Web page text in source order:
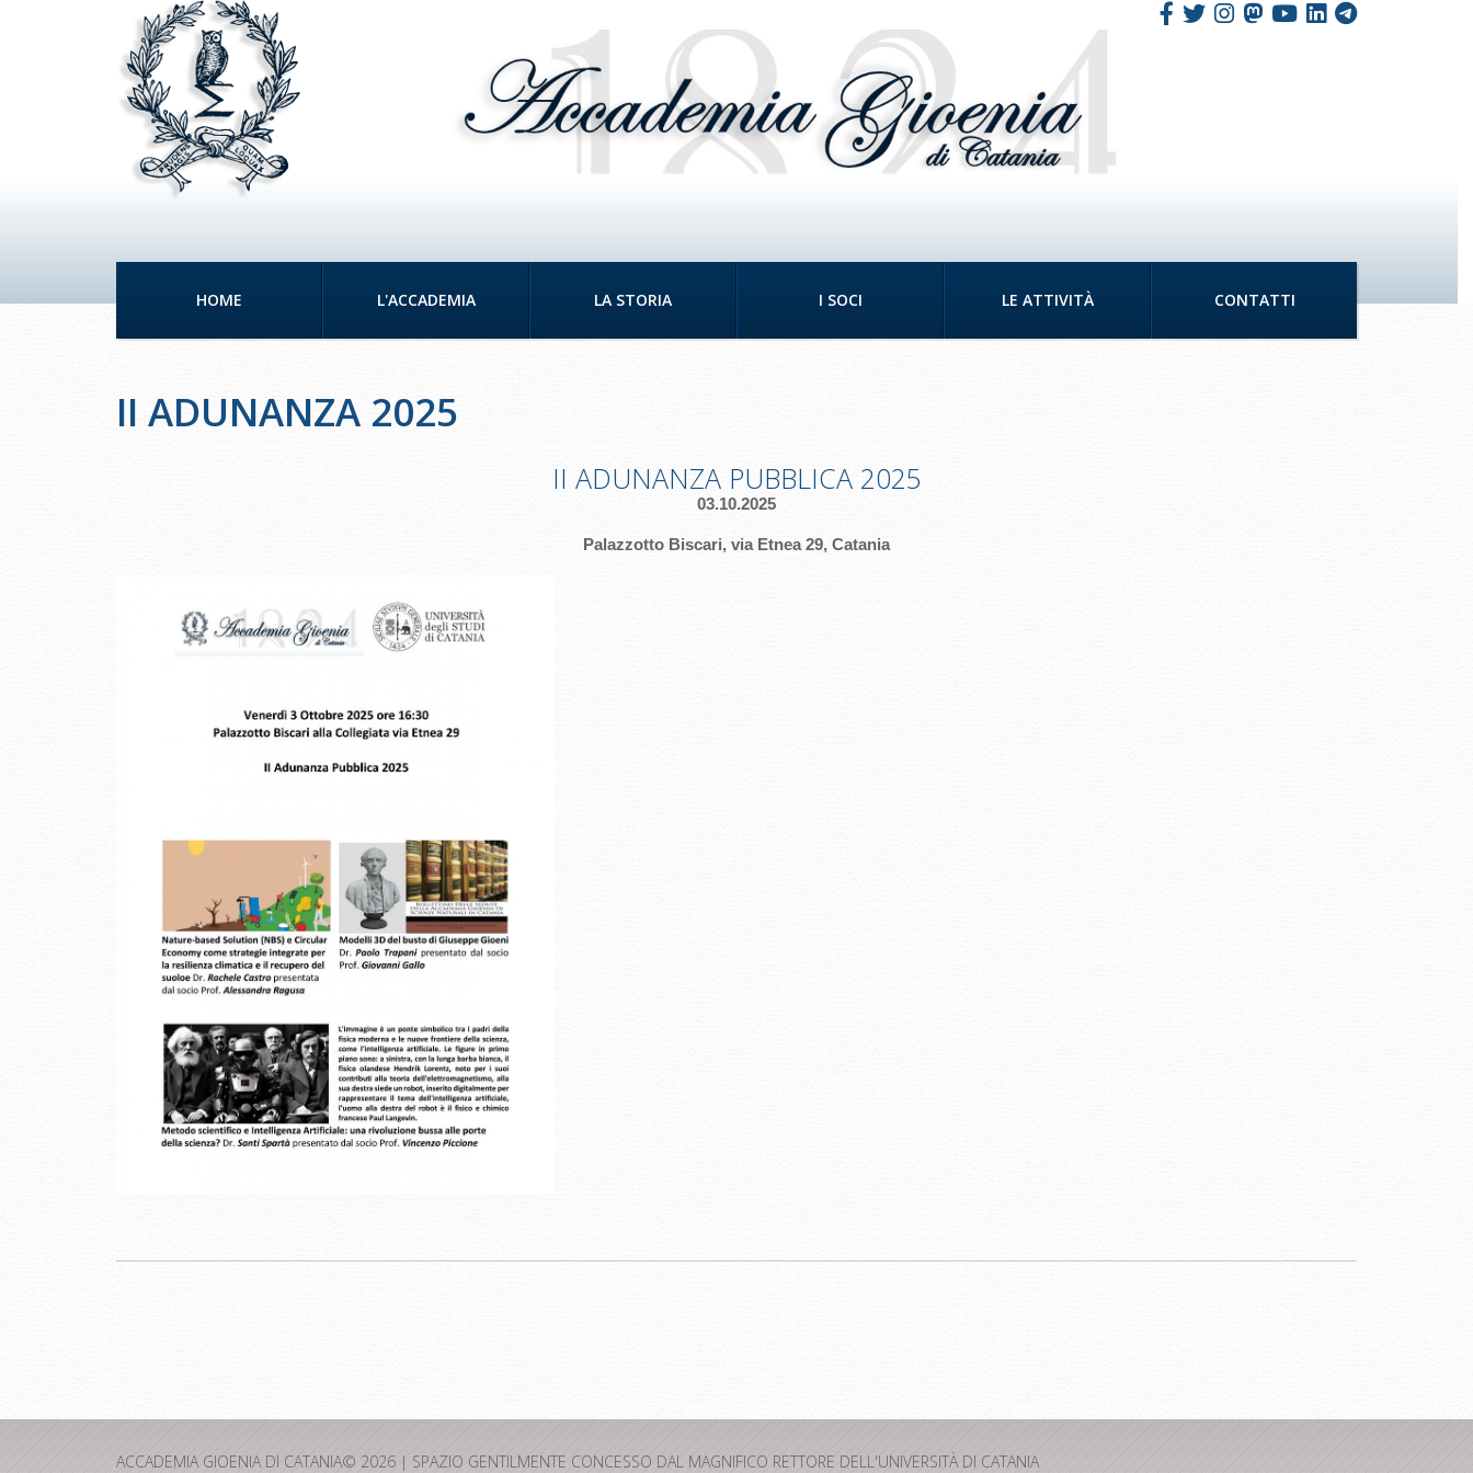
HOME L'ACCADEMIA LA STORIA I SOCI LE ATTIVITÀ CONTATTI
II ADUNANZA 2025
II ADUNANZA PUBBLICA 2025
03.10.2025
Palazzotto Biscari, via Etnea 29, Catania
ACCADEMIA GIOENIA DI CATANIA© 2026 | SPAZIO GENTILMENTE CONCESSO DAL MAGNIFICO RETTORE DELL'UNIVERSITÀ DI CATANIA